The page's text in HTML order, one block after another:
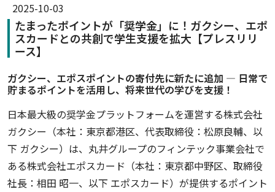
2025-10-03
たまったポイントが「奨学金」に！ガクシー、エポ
スカードとの共創で学生支援を拡大【プレスリリ
ース】
ガクシー、エポスポイントの寄付先に新たに追加 ― 日常で
貯まるポイントを活用し、将来世代の学びを支援！
日本最大級の奨学金プラットフォームを運営する株式会社
ガクシー（本社：東京都港区、代表取締役：松原良輔、以
下 ガクシー）は、丸井グループのフィンテック事業会社で
ある株式会社エポスカード（本社：東京都中野区、取締役
社長：相田 昭一、以下 エポスカード）が提供するポイント